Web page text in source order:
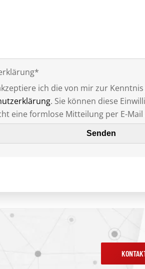
ich die von mir zur
. Sie können diese
eine formlose Mitteilung per E-Mail